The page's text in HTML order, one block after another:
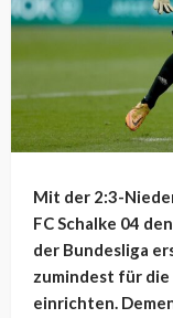
Mit der 2:3-
FC Schalke 04
der Bundesliga
zumindest für
einrichten.